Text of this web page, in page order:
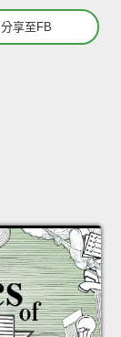
分享至FB